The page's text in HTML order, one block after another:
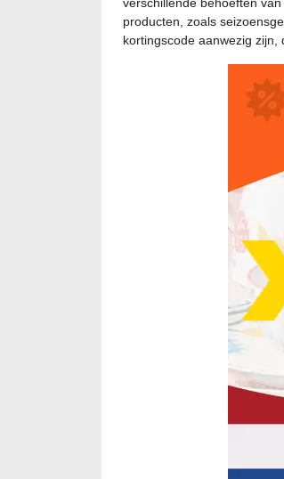
producten, zoals
kortingscode aanwezig zijn,